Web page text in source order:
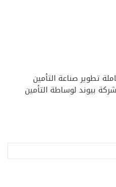
تطوير صناعة التأمين
شركة بيوند لوساطة التأمين